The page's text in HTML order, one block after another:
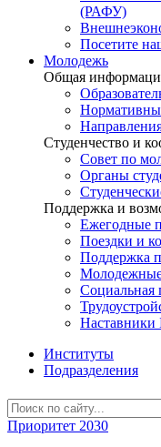
(РАФУ)
Посетите
Молодежь
Общая
Студенчество и
Совет по
Органы
Поддержка и
Ежегодные
Поездки и
Поддержка
Молодежные
Социальная
Наставники
Институты
Подразделения
Приоритет 2030